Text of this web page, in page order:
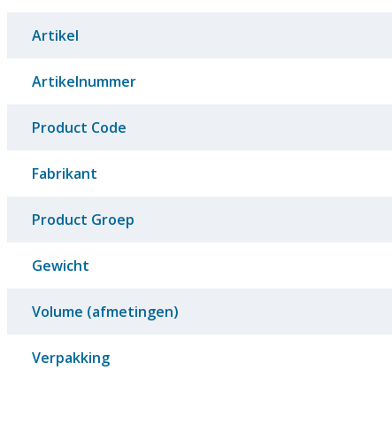
Artikel
Artikelnummer
Product Code
Fabrikant
Product Groep
Gewicht
Volume (afmetingen)
Verpakking